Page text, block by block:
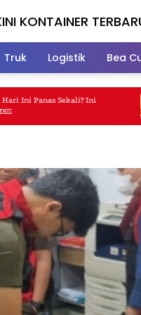
KONTAINER
Truk Logistik Bea
Panas Sekali? Ini